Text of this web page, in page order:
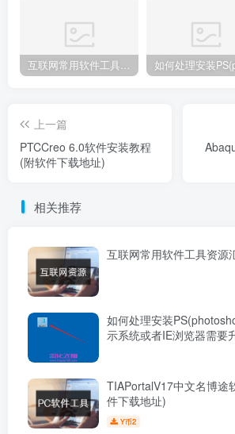
互联网常用软件工具资源汇总贴
上一篇
PTCCreo 6.0软件安装教程
(附软件下载地址)
相关推荐
互联网常用软件工具资源
如何处理安装
示系统或者IE浏览器需要
TIAPortalV17中文名博途
件下载地址)
Y币2